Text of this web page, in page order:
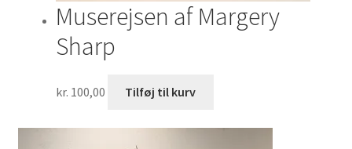
Muserejsen af Margery
Sharp
kr. 100,00 Tilføj til kurv